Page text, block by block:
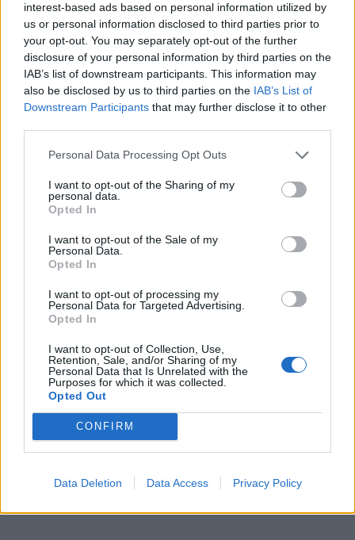
interest-based ads based on personal information utilized by
us or personal information disclosed to third parties prior to
your opt-out. You may separately opt-out of the further
disclosure of your personal information by third parties on the
IAB’s list of downstream participants. This information may
also be disclosed by us to third parties on the IAB’s List of
Downstream Participants that may further disclose it to other
Personal Data Processing Opt Outs
I want to opt-out of the Sharing of my
personal data.
Opted In
I want to opt-out of the Sale of my
Personal Data.
Opted In
I want to opt-out of processing my
Personal Data for Targeted Advertising.
Opted In
I want to opt-out of Collection, Use,
Retention, Sale, and/or Sharing of my
Personal Data that Is Unrelated with the
Purposes for which it was collected.
Opted Out
CONFIRM
Data Deletion Data Access Privacy Policy
ανάπτυξη και λαμπερό αποτέλεσμα. Με
αυτό το εργαλείο, το καθημερινό
βούρτσισμα μετατρέπεται σε ένα
πραγματικό τελετουργικό φροντίδας,
χαρίζοντας στα μαλλιά σας υγιή λάμψη και
αποτέλεσμα επαγγελματικού επιπέδου,
απευθείας από το μπάνιο σας.
“μυστικό”
Διάφορα
θαμπά κάνει λάθος
μαλλιά,
μυστικό
Είμαστε και στο Google News:
Ακολουθήστε μας